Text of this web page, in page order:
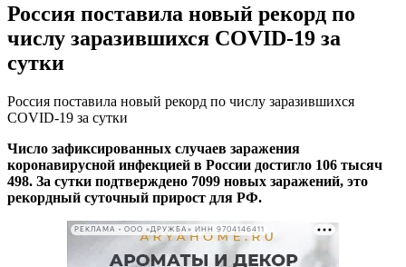
Россия поставила новый рекорд по
числу заразившихся COVID-19 за
сутки
Россия поставила новый рекорд по числу заразившихся
COVID-19 за сутки
Число зафиксированных случаев заражения
коронавирусной инфекцией в России достигло 106 тысяч
498. За сутки подтверждено 7099 новых заражений, это
рекордный суточный прирост для РФ.
РЕКЛАМА • ООО «ДРУЖБА» ИНН 9704146411